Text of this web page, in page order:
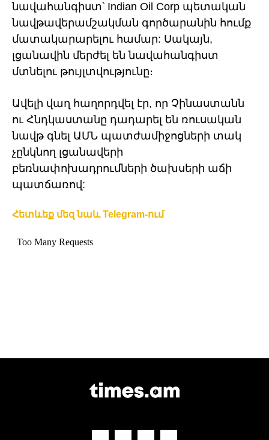
նավահանգիստ՝ Indian Oil Corp պետական
նավթավերամշակման գործարանին հումք
մատակարարելու համար: Սակայն,
լցանավին մերժել են նավահանգիստ
մտնելու թույլտվությունը։
Ավելի վաղ հաղորդվել էր, որ Չինաստանն
ու Հնդկաստանը դադարել են ռուսական
նավթ գնել ԱՄՆ պատժամիջոցների տակ
չընկնող լցանավերի
բեռնափոխադրումների ծախսերի աճի
պատճառով:
Հետևեք մեզ նաև Telegram-ում